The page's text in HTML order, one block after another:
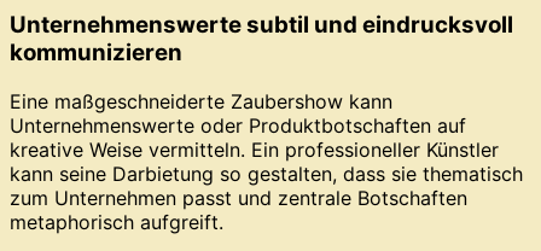
Unternehmenswerte subtil und eindrucksvoll
kommunizieren
Eine maßgeschneiderte Zaubershow kann
Unternehmenswerte oder Produktbotschaften auf
kreative Weise vermitteln. Ein professioneller Künstler
kann seine Darbietung so gestalten, dass sie thematisch
zum Unternehmen passt und zentrale Botschaften
metaphorisch aufgreift.